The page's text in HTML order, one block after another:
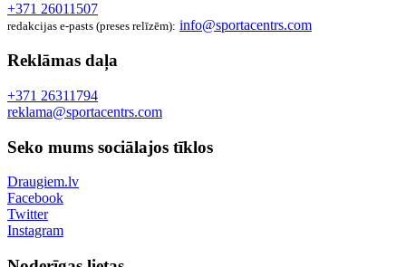
+371 26011507
redakcijas e-pasts (preses relīzēm): info@sportacentrs.com
Reklāmas daļa
+371 26311794
reklama@sportacentrs.com
Seko mums sociālajos tīklos
Draugiem.lv
Facebook
Twitter
Instagram